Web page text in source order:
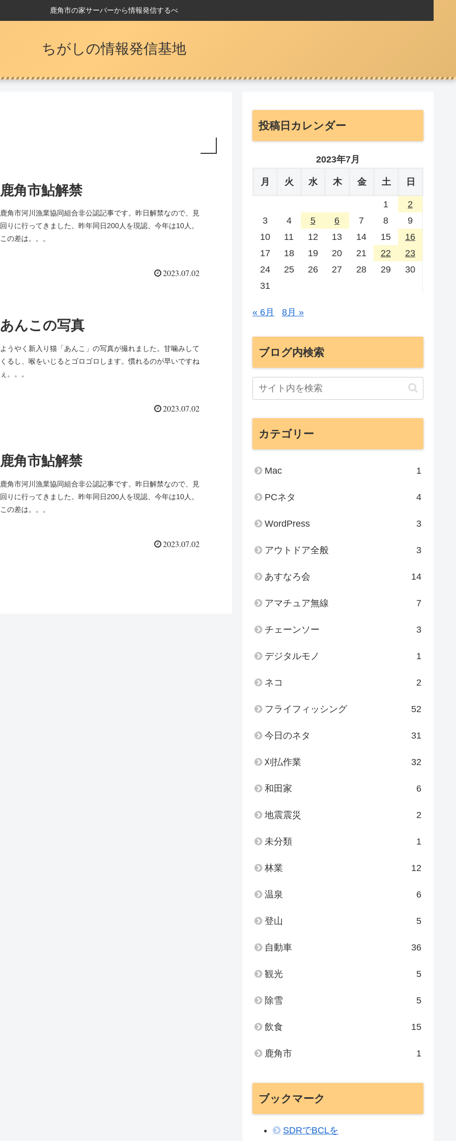
鹿角市の家サーバーから情報発信するべ
ちがしの情報発信基地
鹿角市鮎解禁
鹿角市河川漁業協同組合非公認記事です。昨日解禁なので、見
回りに行ってきました。昨年同日200人を現認、今年は10人。
この差は。。。
2023.07.02
あんこの写真
ようやく新入り猫「あんこ」の写真が撮れました。甘噛みして
くるし、喉をいじるとゴロゴロします。慣れるのが早いですね
ぇ。。。
2023.07.02
鹿角市鮎解禁
鹿角市河川漁業協同組合非公認記事です。昨日解禁なので、見
回りに行ってきました。昨年同日200人を現認、今年は10人。
この差は。。。
2023.07.02
投稿日カレンダー
2023年7月
月 火 水 木 金 土 日
1
2
3
4 5 6 7 8
9
10
11 12 13 14 15
16
17
18 19 20 21 22
23
24
25 26 27 28 29
30
31
« 6月 8月 »
ブログ内検索
カテゴリー
Mac 1
PCネタ 4
WordPress 3
アウトドア全般 3
あすなろ会 14
アマチュア無線 7
チェーンソー 3
デジタルモノ 1
ネコ 2
フライフィッシング 52
今日のネタ 31
刈払作業 32
和田家 6
地震震災 2
未分類 1
林業 12
温泉 6
登山 5
自動車 36
観光 5
除雪 5
飲食 15
鹿角市 1
ブックマーク
SDRでBCLを